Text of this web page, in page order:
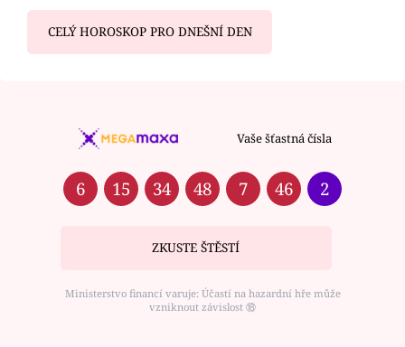
CELÝ HOROSKOP PRO DNEŠNÍ DEN
Vaše šťastná čísla
6 15 34 48 7 46 2
ZKUSTE ŠTĚSTÍ
Ministerstvo financí varuje: Účastí na hazardní hře může
vzniknout závislost ⑱